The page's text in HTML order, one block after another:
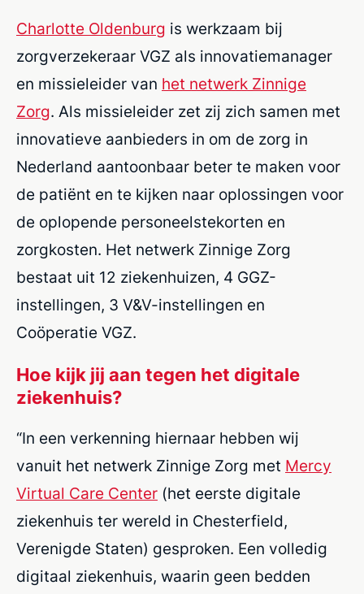
Charlotte Oldenburg is werkzaam bij
zorgverzekeraar VGZ als innovatiemanager
en missieleider van het netwerk Zinnige
Zorg. Als missieleider zet zij zich samen met
innovatieve aanbieders in om de zorg in
Nederland aantoonbaar beter te maken voor
de patiënt en te kijken naar oplossingen voor
de oplopende personeelstekorten en
zorgkosten. Het netwerk Zinnige Zorg
bestaat uit 12 ziekenhuizen, 4 GGZ-
instellingen, 3 V&V-instellingen en
Coöperatie VGZ.
Hoe kijk jij aan tegen het digitale
ziekenhuis?
“In een verkenning hiernaar hebben wij
vanuit het netwerk Zinnige Zorg met Mercy
Virtual Care Center (het eerste digitale
ziekenhuis ter wereld in Chesterfield,
Verenigde Staten) gesproken. Een volledig
digitaal ziekenhuis, waarin geen bedden